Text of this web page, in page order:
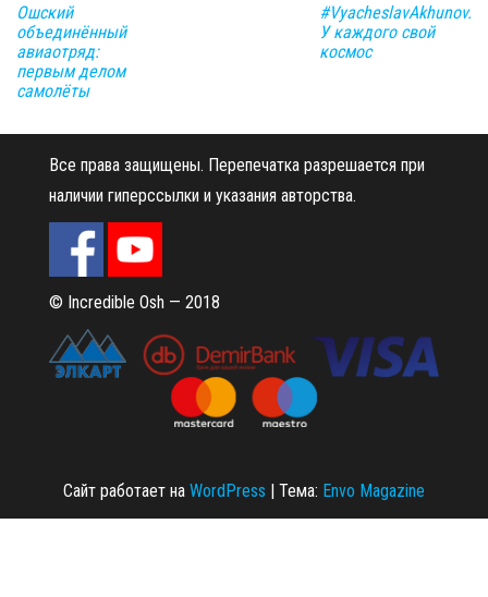
Ошский
объединённый
авиаотряд:
первым делом
самолёты
#VyacheslavAkhunov.
У каждого свой
космос
Все права защищены. Перепечатка разрешается при
наличии гиперссылки и указания авторства.
© Incredible Osh — 2018
Сайт работает на WordPress Тема: Envo Magazine